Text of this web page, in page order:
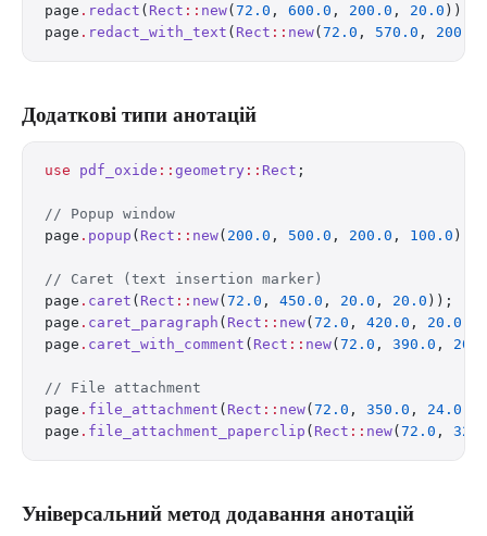
page . redact ( Rect :: new( 72.0 , 600.0 , 200.0 , 20.0 ));
page . redact_with_text ( Rect :: new( 72.0 , 570.0 , 200.0
Додаткові типи анотацій
use pdf_oxide :: geometry :: Rect ;
// Popup window
page . popup ( Rect :: new( 200.0 , 500.0 , 200.0 , 100.0 ),
// Caret (text insertion marker)
page . caret ( Rect :: new( 72.0 , 450.0 , 20.0 , 20.0 ));
page . caret_paragraph ( Rect :: new( 72.0 , 420.0 , 20.0
page . caret_with_comment ( Rect :: new( 72.0 , 390.0 , 20.0
// File attachment
page . file_attachment ( Rect :: new( 72.0 , 350.0 , 24.0
page . file_attachment_paperclip ( Rect :: new( 72.0 ,
Універсальний метод додавання анотацій